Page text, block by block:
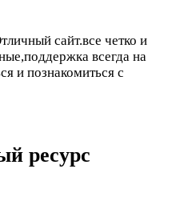
сайт.все четко и
всегда на
и познакомиться с
ресурс